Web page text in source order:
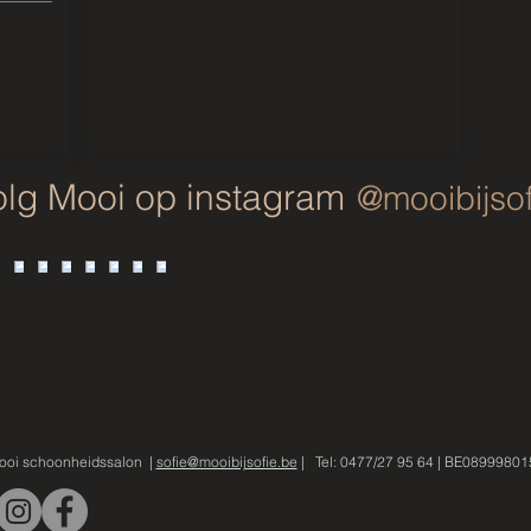
Mooi op instagram
schoonheidssalon | sofie@mooibijsofie.be | Tel: 0477/27 95 64 |